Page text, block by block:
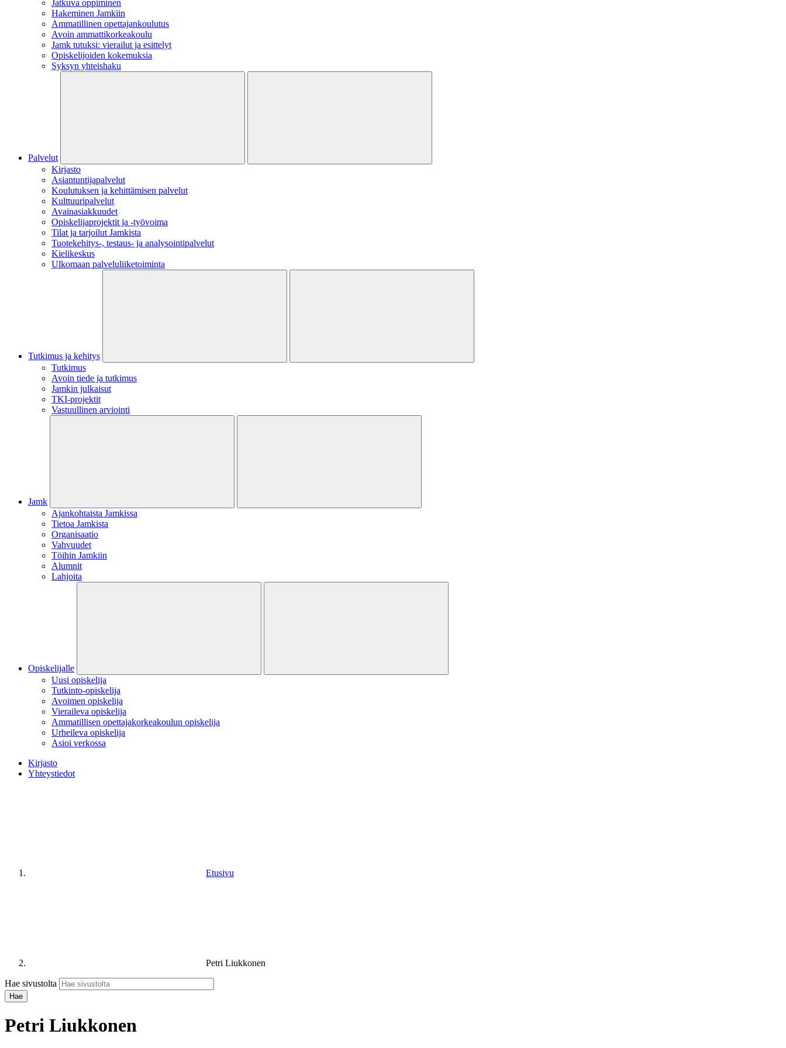
Jatkuva oppiminen
Hakeminen Jamkiin
Ammatillinen opettajankoulutus
Avoin ammattikorkeakoulu
Jamk tutuksi: vierailut ja esittelyt
Opiskelijoiden kokemuksia
Syksyn yhteishaku
Palvelut
Kirjasto
Asiantuntijapalvelut
Koulutuksen ja kehittämisen palvelut
Kulttuuripalvelut
Avainasiakkuudet
Opiskelijaprojektit​ ja -työvoima
Tilat ja tarjoilut Jamkista
Tuotekehitys-, testaus- ja analysointipalvelut
Kielikeskus
Ulkomaan palveluliiketoiminta
Tutkimus ja kehitys
Tutkimus
Avoin tiede ja tutkimus
Jamkin julkaisut
TKI-projektit
Vastuullinen arviointi
Jamk
Ajankohtaista Jamkissa
Tietoa Jamkista
Organisaatio
Vahvuudet
Töihin Jamkiin
Alumnit
Lahjoita
Opiskelijalle
Uusi opiskelija
Tutkinto-opiskelija
Avoimen opiskelija
Vieraileva opiskelija
Ammatillisen opettajakorkeakoulun opiskelija
Urheileva opiskelija
Asioi verkossa
Kirjasto
Yhteystiedot
Etusivu
Petri Liukkonen
Hae sivustolta
Petri Liukkonen